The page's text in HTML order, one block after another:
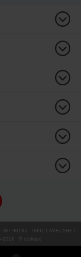
BP 90185 - 9301 LAVELANET
2026 ∇ ccdispo